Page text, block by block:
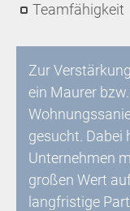
Teamfähigkeit
Zur
ein Maurer
gesucht. Dabei
Unternehmen
großen Wert
langfristige